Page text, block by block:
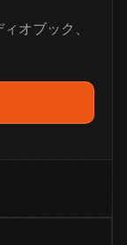
オブック、